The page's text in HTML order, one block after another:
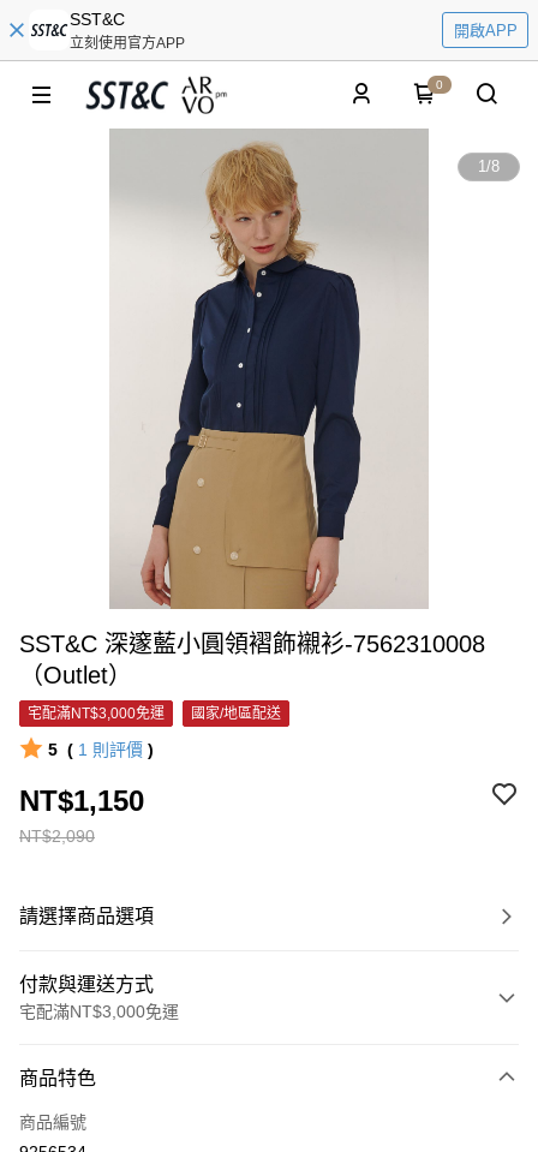
SST&C
立刻使用官方APP
開啟APP
0
1/8
SST&C 深邃藍小圓領褶飾襯衫-7562310008
（Outlet）
宅配滿NT$3,000免運 國家/地區配送
5 ( 1 則評價 )
NT$2,090
NT$1,150
請選擇商品選項
付款與運送方式
宅配滿NT$3,000免運
信用卡一次付款
信用卡分期付款
商品特色
商品編號